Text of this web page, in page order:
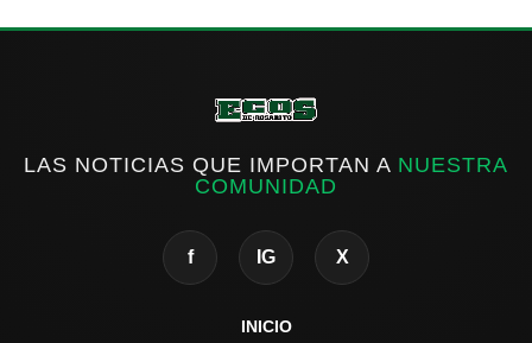
LAS NOTICIAS QUE IMPORTAN A NUESTRA
COMUNIDAD
f IG X
INICIO